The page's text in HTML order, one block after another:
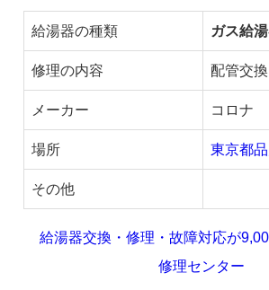
給湯器の種類 ガス給
修理の内容 配管交換
メーカー コロナ
場所 東京都
その他
給湯器交換・修理・故障対応が
修理センター